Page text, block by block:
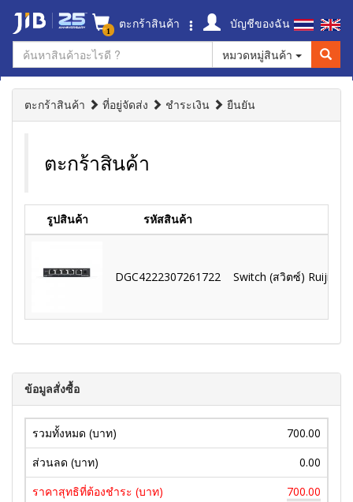
1 ตะกร้าสินค้า
บัญชีของฉัน
หมวดหมู่สินค้า
ตะกร้าสินค้า ที่อยู่จัดส่ง ชำระเงิน ยืนยัน
ตะกร้าสินค้า
รูปสินค้า รหัสสินค้า
DGC4222307261722 Switch (สวิตซ์) Ruijie 5
ข้อมูลสั่งซื้อ
รวมทั้งหมด (บาท)
700.00
ส่วนลด (บาท)
0.00
ราคาสุทธิที่ต้องชำระ (บาท)
700.00